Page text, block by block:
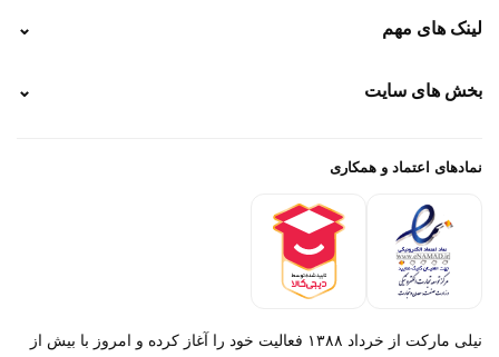
نحوه پرداخت
راهنمای سفارش
لینک های مهم ⌄
رهگیری تیپاکس
خرید لباس جدید بارسلونا 2025/2026
بخش های سایت ⌄
پرداخت باز
تماس با ما
نمادهای اعتماد و همکاری
نیلی مارکت از خرداد ۱۳۸۸ فعالیت خود را آغاز کرده و امروز با بیش از